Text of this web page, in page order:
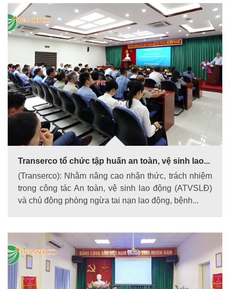
Transerco tổ chức tập huấn an toàn, vệ sinh lao...
(Transerco): Nhằm nâng cao nhận thức, trách nhiệm
trong công tác An toàn, vệ sinh lao động (ATVSLĐ)
và chủ động phòng ngừa tai nạn lao động, bệnh...